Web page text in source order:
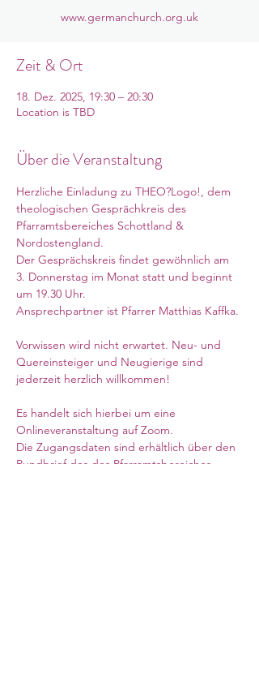
www.germanchurch.org.uk
Zeit & Ort
18. Dez. 2025, 19:30 – 20:30
Location is TBD
Über die Veranstaltung
Herzliche Einladung zu THEO?Logo!, dem
theologischen Gesprächkreis des
Pfarramtsbereiches Schottland &
Nordostengland.
Der Gesprächskreis findet gewöhnlich am
3. Donnerstag im Monat statt und beginnt
um 19.30 Uhr.
Ansprechpartner ist Pfarrer Matthias Kaffka.
Vorwissen wird nicht erwartet. Neu- und
Quereinsteiger und Neugierige sind
jederzeit herzlich willkommen!
Es handelt sich hierbei um eine
Onlineveranstaltung auf Zoom.
Die Zugangsdaten sind erhältlich über den
Rundbrief des des Pfarramtsbereiches